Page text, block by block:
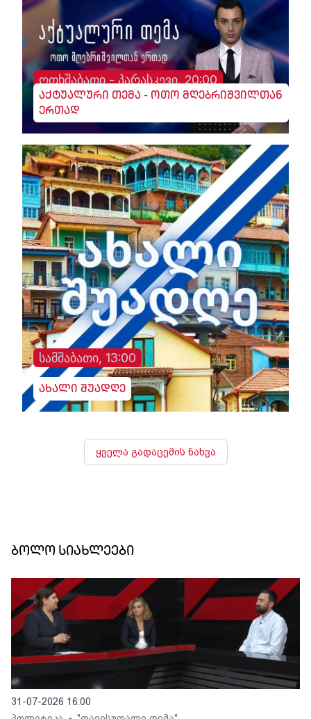
ოთხშაბათი - პარასკევი, 20:00
აქტუალური თემა - ოთო მღებრიშვილთან
ერთად
სამშაბათი, 13:00
ახალი შუადღე
ყველა გადაცემის ნახვა
ბოლო სიახლეები
31-07-2026 16:00